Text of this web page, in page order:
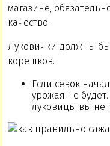
магазине,
качество.
Луковички должны
корешков.
Если севок
урожая не
луковицы вы не